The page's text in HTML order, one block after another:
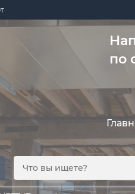
по